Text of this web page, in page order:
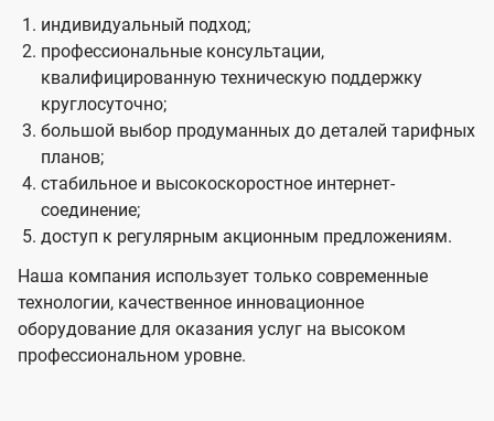
индивидуальный подход;
профессиональные консультации,
квалифицированную техническую поддержку
круглосуточно;
большой выбор продуманных до деталей тарифных
планов;
стабильное и высокоскоростное интернет-
соединение;
доступ к регулярным акционным предложениям.
Наша компания использует только современные
технологии, качественное инновационное
оборудование для оказания услуг на высоком
профессиональном уровне.